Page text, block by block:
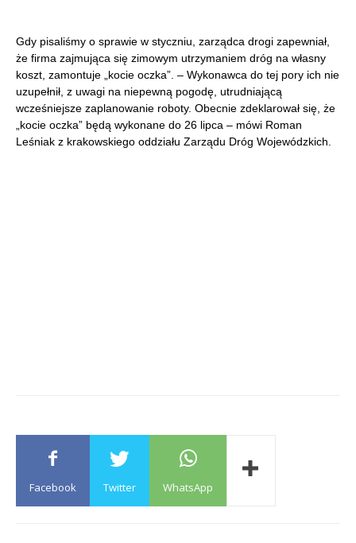
Gdy pisaliśmy o sprawie w styczniu, zarządca drogi zapewniał,
że firma zajmująca się zimowym utrzymaniem dróg na własny
koszt, zamontuje „kocie oczka”. – Wykonawca do tej pory ich nie
uzupełnił, z uwagi na niepewną pogodę, utrudniającą
wcześniejsze zaplanowanie roboty. Obecnie zdeklarował się, że
„kocie oczka” będą wykonane do 26 lipca – mówi Roman
Leśniak z krakowskiego oddziału Zarządu Dróg Wojewódzkich.
Facebook Twitter WhatsApp